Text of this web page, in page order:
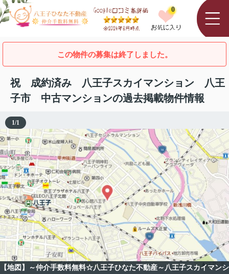
0
この物件の募集は終了しました。
祝 成約済み 八王子スカイマンション 八王
子市 中古マンションの過去掲載物件情報
【地図】～仲介手数料無料☆八王子ひなた不動産～八王子スカイマンシ
1/1